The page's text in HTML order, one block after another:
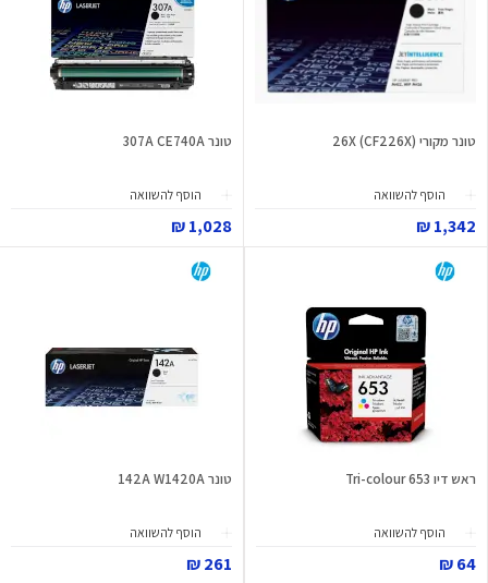
טונר מקורי 26X (CF226X)
הוסף להשוואה
1,342 ₪
טונר 307A CE740A
הוסף להשוואה
1,028 ₪
ראש דיו 653 Tri-colour
הוסף להשוואה
64 ₪
טונר 142A W1420A
הוסף להשוואה
261 ₪